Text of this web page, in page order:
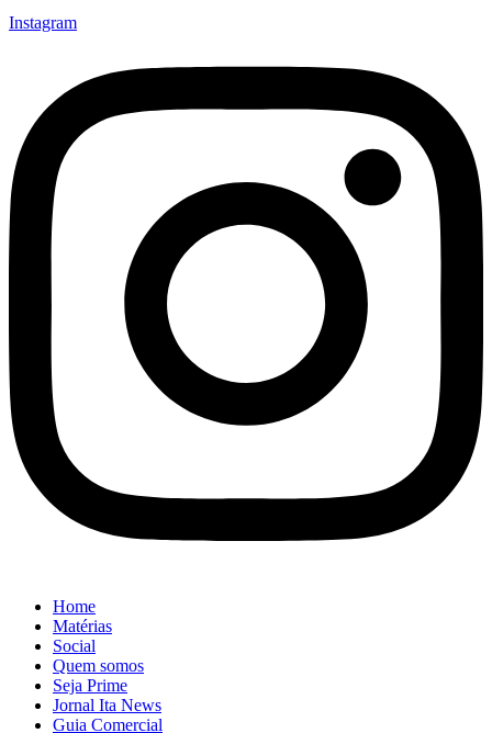
Instagram
Home
Matérias
Social
Quem somos
Seja Prime
Jornal Ita News
Guia Comercial